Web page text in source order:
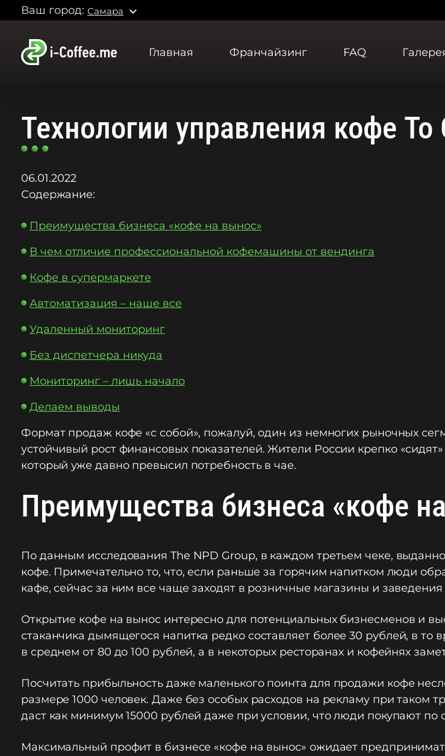
Ваш город: Самара expand_more
Главная Франчайзинг FAQ
Технологии управления кофе To
06.01.2022
Содержание:
Преимущества бизнеса «кофе на вынос»
В чем отличие профессиональной кофемашины от вендинга
Кофе в супермаркете
Автоматизация – наше все
Удаленный мониторинг
Без диспетчера никуда
Мониторинг – лишь начало
Делаем выводы
Формат продаж кофе «с собой», пожалуй, один из немногих рыночных
устойчивый рост финансовых показателей. Жители России крепко
который уже давно превысил потребность в чае.
Преимущества бизнеса «кофе
По данным исследования The NPD Group, в каждом третьем чеке,
кофе. Примечательно то, что, если раньше за горячим напитком люди
кафе, сейчас за ним все чаще заходят в розничные магазины и
Открытие кофе на вынос интересно для потенциальных бизнесменов и
стаканчика дымящегося напитка редко составляет более 30 рублей, в
в среднем от 80 до 100 рублей, а в некоторых ресторанах и кофейнях
Посчитать прибыльность даже маленького поинта для продажи кофе
размере 1000 человек. Даже без особых расходов на рекламу при таком
даст как минимум 15000 рублей даже при условии, что люди покупают
Максимальный профит в бизнесе «кофе на вынос» ожидает